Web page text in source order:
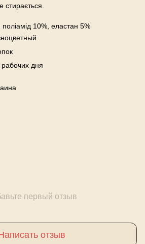
10%, еластан 5%
рабочих дня
первый отзыв
отзыв